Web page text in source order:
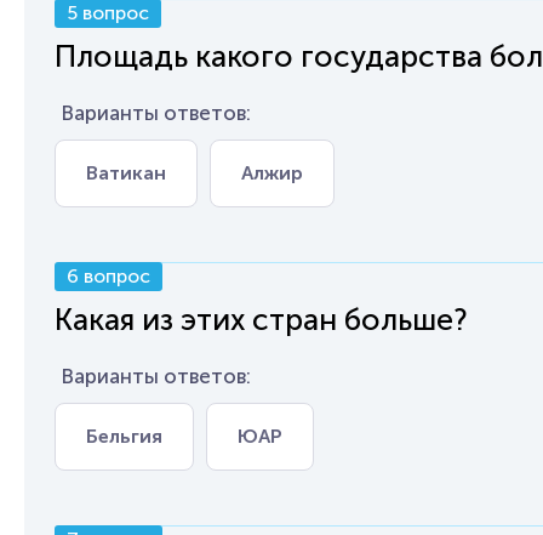
5 вопрос
Площадь какого государства
Варианты ответов:
Ватикан Алжир
6 вопрос
Какая из этих стран больше?
Варианты ответов:
Бельгия ЮАР